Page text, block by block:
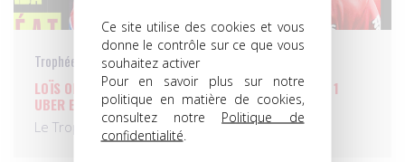
Ce site utilise des cookies et vous
donne le contrôle sur ce que vous
souhaitez activer
Pour en savoir plus sur notre
politique en matière de cookies,
consultez notre Politique de
confidentialité
Trophées UNFP du meilleur joueur du mois
LOÏS OPENDA, JOUEUR DU MOIS D’AVRIL DE LA LIGUE 1
UBER EATS!
Le Trophée UNFP du Joueur du Mois d’avril de…